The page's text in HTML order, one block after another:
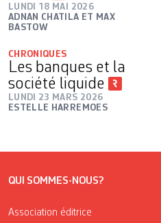
LUNDI 18 MAI 2026
ADNAN CHATILA ET MAX
BASTOW
CHRONIQUES
Les banques et la
société liquide
LUNDI 23 MARS 2026
ESTELLE HARREMOES
QUI SOMMES-NOUS?
Association éditrice